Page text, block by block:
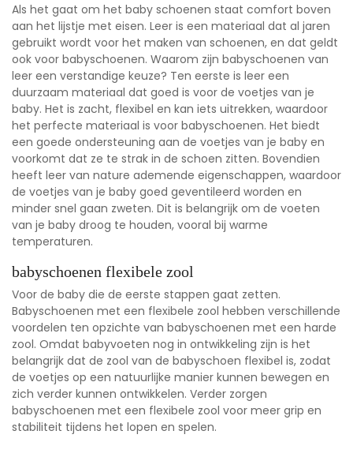
Als het gaat om het baby schoenen staat comfort boven
aan het lijstje met eisen. Leer is een materiaal dat al jaren
gebruikt wordt voor het maken van schoenen, en dat geldt
ook voor babyschoenen. Waarom zijn babyschoenen van
leer een verstandige keuze? Ten eerste is leer een
duurzaam materiaal dat goed is voor de voetjes van je
baby. Het is zacht, flexibel en kan iets uitrekken, waardoor
het perfecte materiaal is voor babyschoenen. Het biedt
een goede ondersteuning aan de voetjes van je baby en
voorkomt dat ze te strak in de schoen zitten. Bovendien
heeft leer van nature ademende eigenschappen, waardoor
de voetjes van je baby goed geventileerd worden en
minder snel gaan zweten. Dit is belangrijk om de voeten
van je baby droog te houden, vooral bij warme
temperaturen.
babyschoenen flexibele zool
Voor de baby die de eerste stappen gaat zetten.
Babyschoenen met een flexibele zool hebben verschillende
voordelen ten opzichte van babyschoenen met een harde
zool. Omdat babyvoeten nog in ontwikkeling zijn is het
belangrijk dat de zool van de babyschoen flexibel is, zodat
de voetjes op een natuurlijke manier kunnen bewegen en
zich verder kunnen ontwikkelen. Verder zorgen
babyschoenen met een flexibele zool voor meer grip en
stabiliteit tijdens het lopen en spelen.